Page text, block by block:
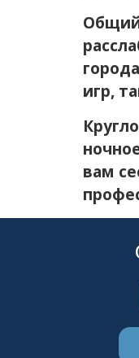
Общий
игр,
вам